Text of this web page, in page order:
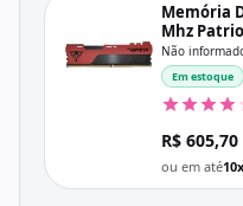
Memória
Mhz
1.35V,
Preta
Não
Em estoque
R$ 605,70
ou em até